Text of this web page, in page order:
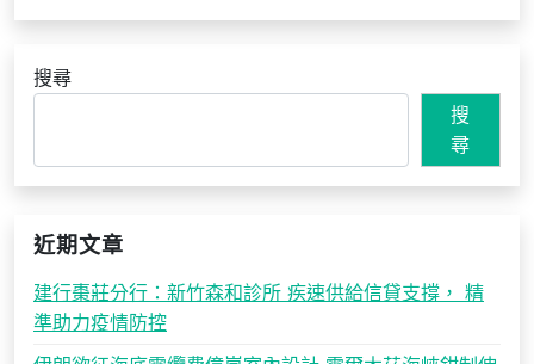
搜尋
搜
尋
近期文章
建行棗莊分行：新竹森和診所 疾速供給信貸支撐， 精
準助力疫情防控